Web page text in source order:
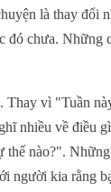
là thay đổi
chưa. Những
vì "Tuần
nhiều về
nào?".
người kia rằng